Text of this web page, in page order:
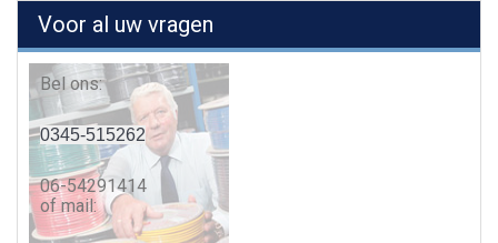
Voor al uw vragen
Bel ons:
0345-515262
06-54291414
of mail: